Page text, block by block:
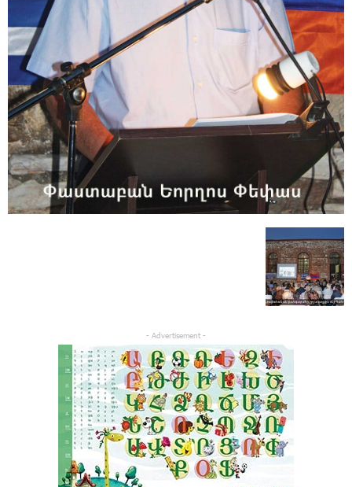
- Advertisement -